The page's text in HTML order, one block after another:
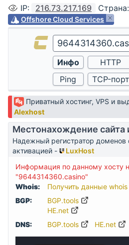
IP: 216.73.217.169 Страна:
Offshore Cloud Services
Приватный хостинг, VPS и
Alexhost
Местонахождение сайта
Надежный регистратор доменов
активацией -
LuxHost
Информация по данному хосту
"9644314360.casino"
Whois:
Получить данные whois
BGP:
BGP.tools
HE.net
DNS:
BGP.tools HE.net